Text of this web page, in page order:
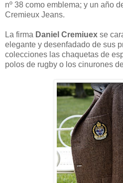
nº 38 como emblema; y un año
Cremieux Jeans.
La firma Daniel Cremiuex se
elegante y desenfadado de sus
colecciones las chaquetas de
polos de rugby o los cinurones